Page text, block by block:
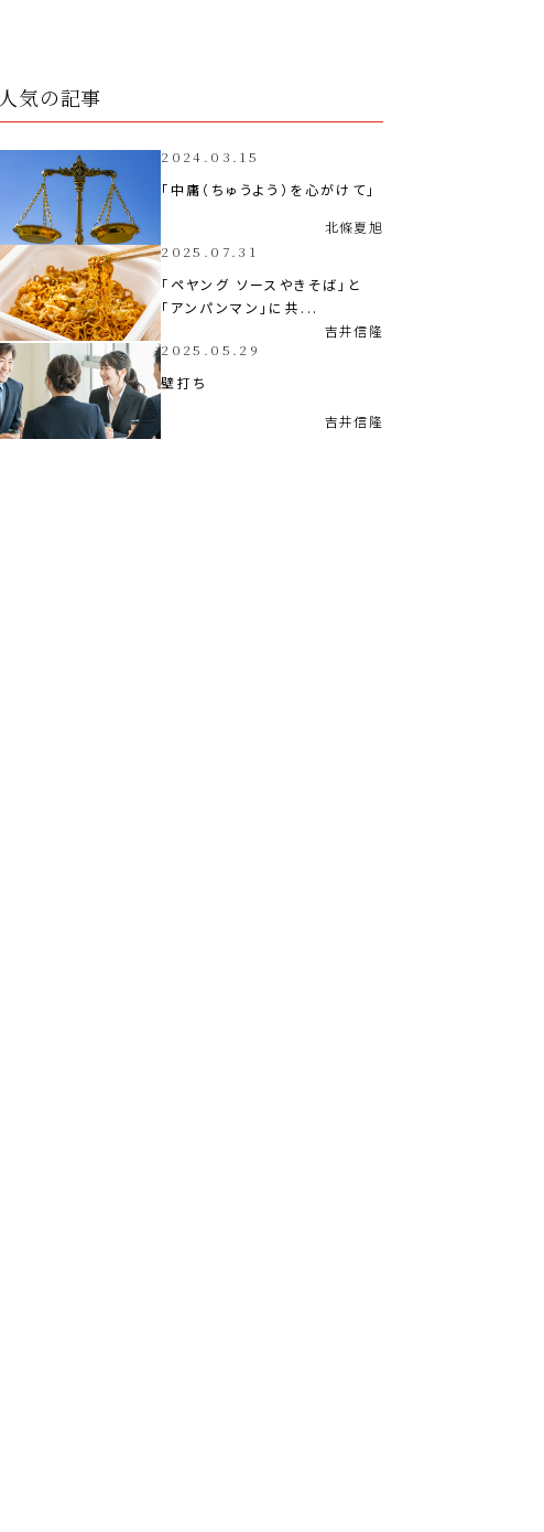
人気の記事
2024.03.15
「中庸（ちゅうよう）を心がけて」
北條夏旭
2025.07.31
「ペヤング ソースやきそば」と
「アンパンマン」に共...
吉井信隆
2025.05.29
壁打ち
吉井信隆